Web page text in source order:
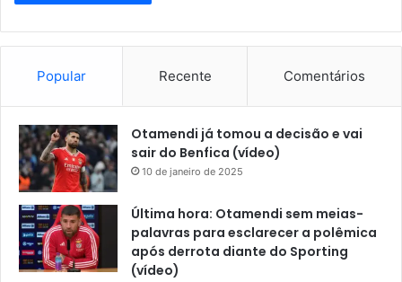
Popular Recente Comentários
Otamendi já tomou a decisão e vai
sair do Benfica (vídeo)
10 de janeiro de 2025
Última hora: Otamendi sem meias-
palavras para esclarecer a polêmica
após derrota diante do Sporting
(vídeo)